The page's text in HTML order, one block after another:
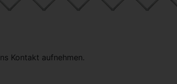
Kontakt aufnehmen.